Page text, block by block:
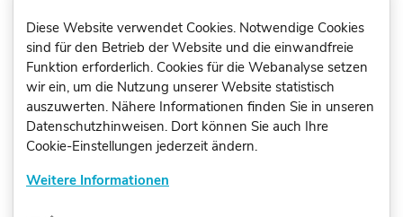
Zeitschriften, im Fernsehen oder Internet)
fachlich richtig sind.
Perspektive des Befragten
(Selbstperspektive)
Wir sollen manchmal überprüfen, ob
Darstellungen in Medien (z.B. in
Zeitschriften, im Fernsehen oder Internet)
fachlich richtig sind.
Diese Website verwendet Cookies. Notwendige Cookies
sind für den Betrieb der Website und die einwandfreie
Funktion erforderlich. Cookies für die Webanalyse setzen
wir ein, um die Nutzung unserer Website statistisch
auszuwerten. Nähere Informationen finden Sie in unseren
Datenschutzhinweisen. Dort können Sie auch Ihre
Cookie-Einstellungen jederzeit ändern.
Weitere Informationen